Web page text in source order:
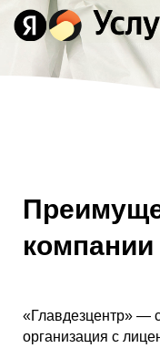
компании
«Главдезцентр» —
организация с